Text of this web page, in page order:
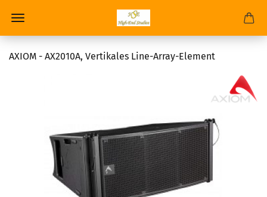
AXIOM - AX2010A, Vertikales Line-Array-Element